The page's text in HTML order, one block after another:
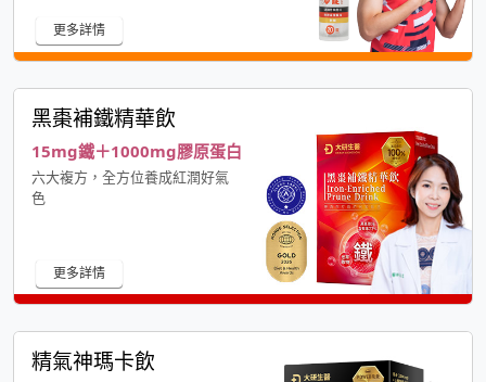
更多詳情
黑棗補鐵精華飲
15mg鐵＋1000mg膠原蛋白
六大複方，全方位養成紅潤好氣
色
更多詳情
精氣神瑪卡飲